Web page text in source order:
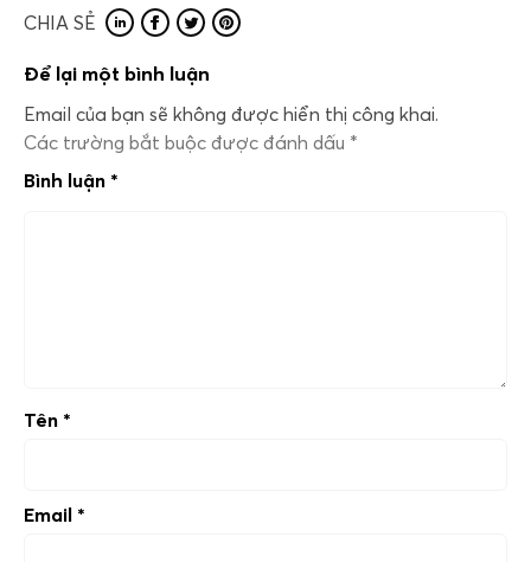
CHIA SẺ
Để lại một bình luận
Email của bạn sẽ không được hiển thị công khai.
Các trường bắt buộc được đánh dấu *
Bình luận *
Tên *
Email *